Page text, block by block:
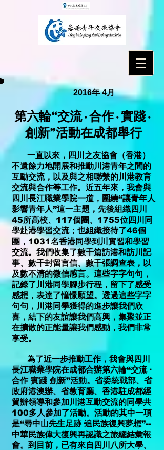
2016年 4月
第六輪“交流·合作·實踐·
創新”活動在成都舉行
一直以來，四川之友協會（香港）
不遺餘力地開展和推動川港青年之間的
互動交流，以及與之相聯繫的川港教育
交流與合作等工作。近五年來，我會與
四川長江職業學院一道，圍繞“讓青年人
影響青年人”這一主題，先後組織四川
45所高校、117個團、1755位四川同
學赴港學習交流；也組織接待了46個
團，1031名香港同學到川實習和學習
交流。我們收集了數千篇訪港和訪川記
事、數千封留言信、數千張調查表，以
及數不清的微信感言。這些字字句句，
記錄了川港同學腳步行程，留下了感受
感想，表達了憧憬願望。透過這些字字
句句，川港同學獲得的進步讓我們欣
喜，結下的友誼讓我們高興，集聚並正
在擴散的正能量讓我們感動，我們非常
享受。
為了近一步推動工作，我會與四川
長江職業學院在成都合辦第六輪“交流·
合作·實踐·創新”活動。省委統戰部、省
政府港澳辦、省教育廳、香港駐成都經
貿辦領導和參加川港互動交流的同學共
100多人參加了活動。活動的其中一項
是“尋中山先生足跡·追民族復興夢想”--
中華民族偉大復興再認識之旅總結彙報
會。到目前，已有來自四川八所大學、